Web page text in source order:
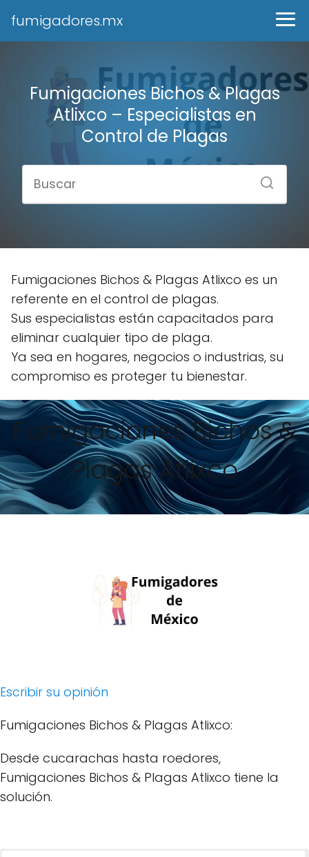
fumigadores.mx
Fumigaciones Bichos & Plagas
Atlixco – Especialistas en
Control de Plagas
Fumigaciones Bichos & Plagas Atlixco es un
referente en el control de plagas.
Sus especialistas están capacitados para
eliminar cualquier tipo de plaga.
Ya sea en hogares, negocios o industrias, su
compromiso es proteger tu bienestar.
Fumigaciones Bichos &
Plagas Atlixco
Escribir su opinión
Fumigaciones Bichos & Plagas Atlixco:
Desde cucarachas hasta roedores,
Fumigaciones Bichos & Plagas Atlixco tiene la
solución.